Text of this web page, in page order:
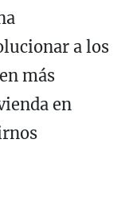
a los
más
en